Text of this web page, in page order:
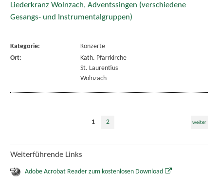
Liederkranz Wolnzach, Adventssingen (verschiedene
Gesangs- und Instrumentalgruppen)
Kategorie:
Konzerte
Ort:
Kath. Pfarrkirche
St. Laurentius
Wolnzach
1 2 weiter
Weiterführende Links
Adobe Acrobat Reader zum kostenlosen Download